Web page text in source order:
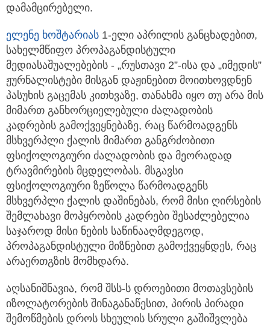
დამამცირებელი.
ელენე ხოშტარიას 1-ელი აპრილის განცხადებით,
სახელმწიფო პროპაგანდისტული
მედიასაშუალებების - „რუსთავი 2”-ისა და „იმედის”
ჟურნალისტები მისგან დაჟინებით მოითხოვდნენ
პასუხის გაცემას კითხვაზე, თანახმა იყო თუ არა მის
მიმართ განხორციელებული ძალადობის
კადრების გამოქვეყნებაზე, რაც წარმოადგენს
მსხვერპლი ქალის მიმართ განგრძობითი
ფსიქოლოგიური ძალადობის და მეორადად
ტრავმირების მცდელობას. მსგავსი
ფსიქოლოგიური ზეწოლა წარმოადგენს
მსხვერპლი ქალის დაშინებას, რომ მისი ღირსების
შემლახავი მოპყრობის კადრები შესაძლებელია
საჯაროდ მისი ნების საწინააღმდეგოდ,
პროპაგანდისტული მიზნებით გამოქვეყნდეს, რაც
არაერთგზის მომხდარა.
აღსანიშნავია, რომ შსს-ს დროებითი მოთავსების
იზოლატორების შინაგანაწესით, პირის პირადი
შემოწმების დროს სხეულის სრული გაშიშვლება